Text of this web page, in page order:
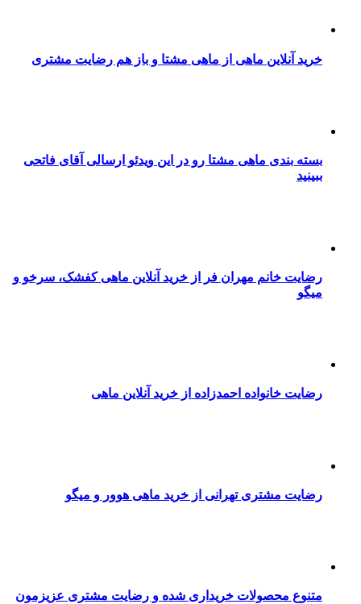
خرید آنلاین ماهی از ماهی مشتا و باز هم رضایت مشتری
بسته بندی ماهی مشتا رو در این ویدئو ارسالی آقای فاتحی
ببینید
رضایت خانم مهران فر از خرید آنلاین ماهی کفشک، سرخو و
میگو
رضایت خانواده احمدزاده از خرید آنلاین ماهی
رضایت مشتری تهرانی از خرید ماهی هوور و میگو
متنوع محصولات خریداری شده و رضایت مشتری عزیزمون